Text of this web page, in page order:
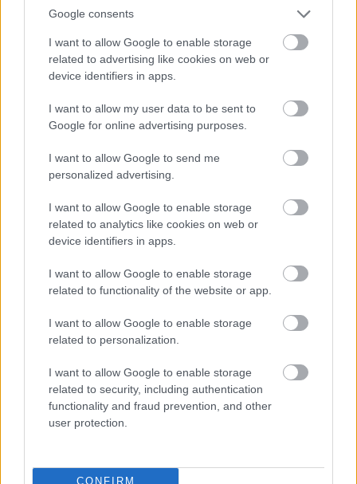
Google consents
I want to allow Google to enable storage
related to advertising like cookies on web or
device identifiers in apps.
I want to allow my user data to be sent to
Google for online advertising purposes.
I want to allow Google to send me
personalized advertising.
I want to allow Google to enable storage
related to analytics like cookies on web or
device identifiers in apps.
I want to allow Google to enable storage
related to functionality of the website or app.
I want to allow Google to enable storage
related to personalization.
I want to allow Google to enable storage
related to security, including authentication
functionality and fraud prevention, and other
user protection.
CONFIRM
εξέτασης μέχρι τις08:00 π.μ
. Η διάρκεια εξέτασης
κάθε μαθήματος είναι τρεις ώρες, εκτός από το
μάθημα ειδικότητας: Αρχιτεκτονικό Σχέδιο, για το
οποίο η διάρκεια εξέτασης είναι τέσσερις ώρες.
Η εξεταστέα ύλη και τα θέματα των εξετάσεων
τους υποψηφίους ημερησίων
και εσπερινών ΕΠΑΛ.
ΑΣΕΠ: Πιστοποίηση Αγγλικών σε
μόνο 2 ημέρες στα χέρια σας
ΑΣΕΠ: Εξ αποστάσεως η πιο Εύκολη
Πιστοποίηση Υπολογιστών σε 2
μέρες